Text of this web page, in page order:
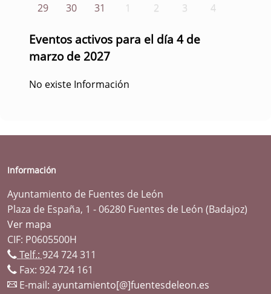
29
30 31 1 2 3 4
Eventos activos para el día 4 de
marzo de 2027
No existe Información
Información
Ayuntamiento de Fuentes de León
Plaza de España, 1 - 06280 Fuentes de León (Badajoz)
Ver mapa
CIF: P0605500H
Telf.: 924 724 311
Fax: 924 724 161
E-mail: ayuntamiento[@]fuentesdeleon.es